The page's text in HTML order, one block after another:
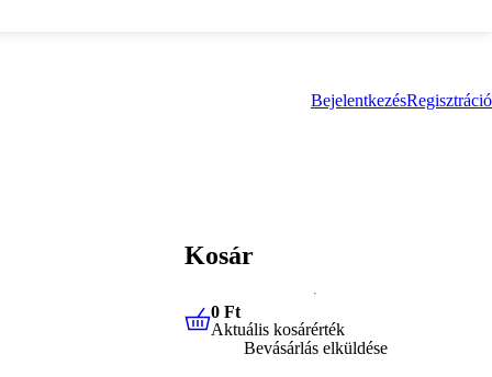
BejelentkezésRegisztráció
Kosár
0 FtAktuális kosárérték
0 Ft
Aktuális kosárérték
Bevásárlás elküldése